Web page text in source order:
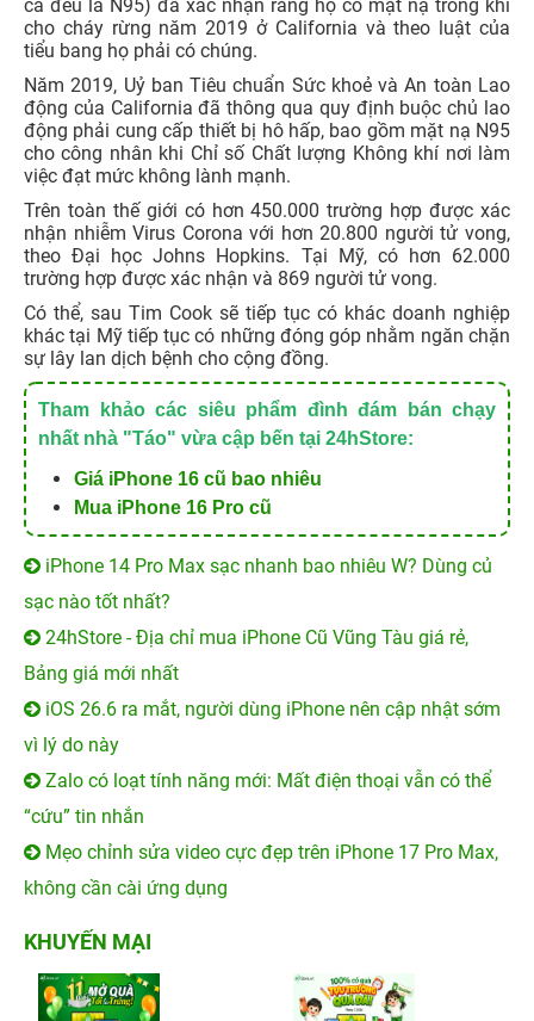
cả đều là N95) đã xác nhận rằng họ có mặt nạ trong khi
cho cháy rừng năm 2019 ở California và theo luật của
tiểu bang họ phải có chúng.
Năm 2019, Uỷ ban Tiêu chuẩn Sức khoẻ và An toàn Lao
động của California đã thông qua quy định buộc chủ lao
động phải cung cấp thiết bị hô hấp, bao gồm mặt nạ N95
cho công nhân khi Chỉ số Chất lượng Không khí nơi làm
việc đạt mức không lành mạnh.
Trên toàn thế giới có hơn 450.000 trường hợp được xác
nhận nhiễm Virus Corona với hơn 20.800 người tử vong,
theo Đại học Johns Hopkins. Tại Mỹ, có hơn 62.000
trường hợp được xác nhận và 869 người tử vong.
Có thể, sau Tim Cook sẽ tiếp tục có khác doanh nghiệp
khác tại Mỹ tiếp tục có những đóng góp nhằm ngăn chặn
sự lây lan dịch bệnh cho cộng đồng.
Tham khảo các siêu phẩm đình đám bán chạy
nhất nhà "Táo" vừa cập bến tại 24hStore:
Giá iPhone 16 cũ bao nhiêu
Mua iPhone 16 Pro cũ
iPhone 14 Pro Max sạc nhanh bao nhiêu W? Dùng củ
sạc nào tốt nhất?
24hStore - Địa chỉ mua iPhone Cũ Vũng Tàu giá rẻ,
Bảng giá mới nhất
iOS 26.6 ra mắt, người dùng iPhone nên cập nhật sớm
vì lý do này
Zalo có loạt tính năng mới: Mất điện thoại vẫn có thể
“cứu” tin nhắn
Mẹo chỉnh sửa video cực đẹp trên iPhone 17 Pro Max,
không cần cài ứng dụng
KHUYẾN MẠI